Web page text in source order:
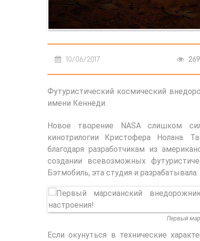
10/06/2017
Футуристический космический
имени Кеннеди.
Новое творение NASA слишком
кинотрилогии Кристофера Нолана.
благодаря разработчикам из
создании всевозможных
Бэтмобиль, эта студия и разрабатывала.
Первый
Если окунуться в технические